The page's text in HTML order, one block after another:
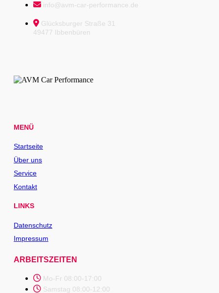
info@avm-car-performance.de
Glücksburger Straße 31
49477 Ibbenbüren
MENÜ
Startseite
Über uns
Service
Kontakt
LINKS
Datenschutz
Impressum
ARBEITSZEITEN
Mo-Fr 08:00-17:00
Samstag 08:00-12:00